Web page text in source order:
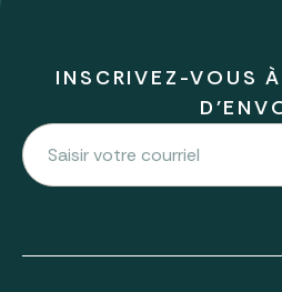
INSCRIVEZ-VOUS